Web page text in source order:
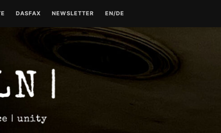
TECHNO GESCHICHTE –
TECHNO GESCHICHTE –
TEIL 2
TECHNO GESCHICHTE –
TEIL 3
TECHNO GESCHICHTE –
DASFAX NEWSLETTER
KONTAKT
DATENSCHUTZERKLÄRUNG
IMPRESSUM
EN/DE